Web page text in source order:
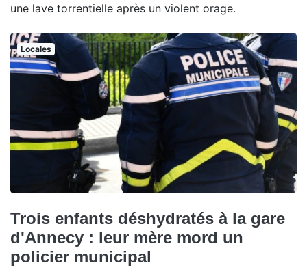
une lave torrentielle après un violent orage.
Locales
Trois enfants déshydratés à la gare
d'Annecy : leur mère mord un
policier municipal